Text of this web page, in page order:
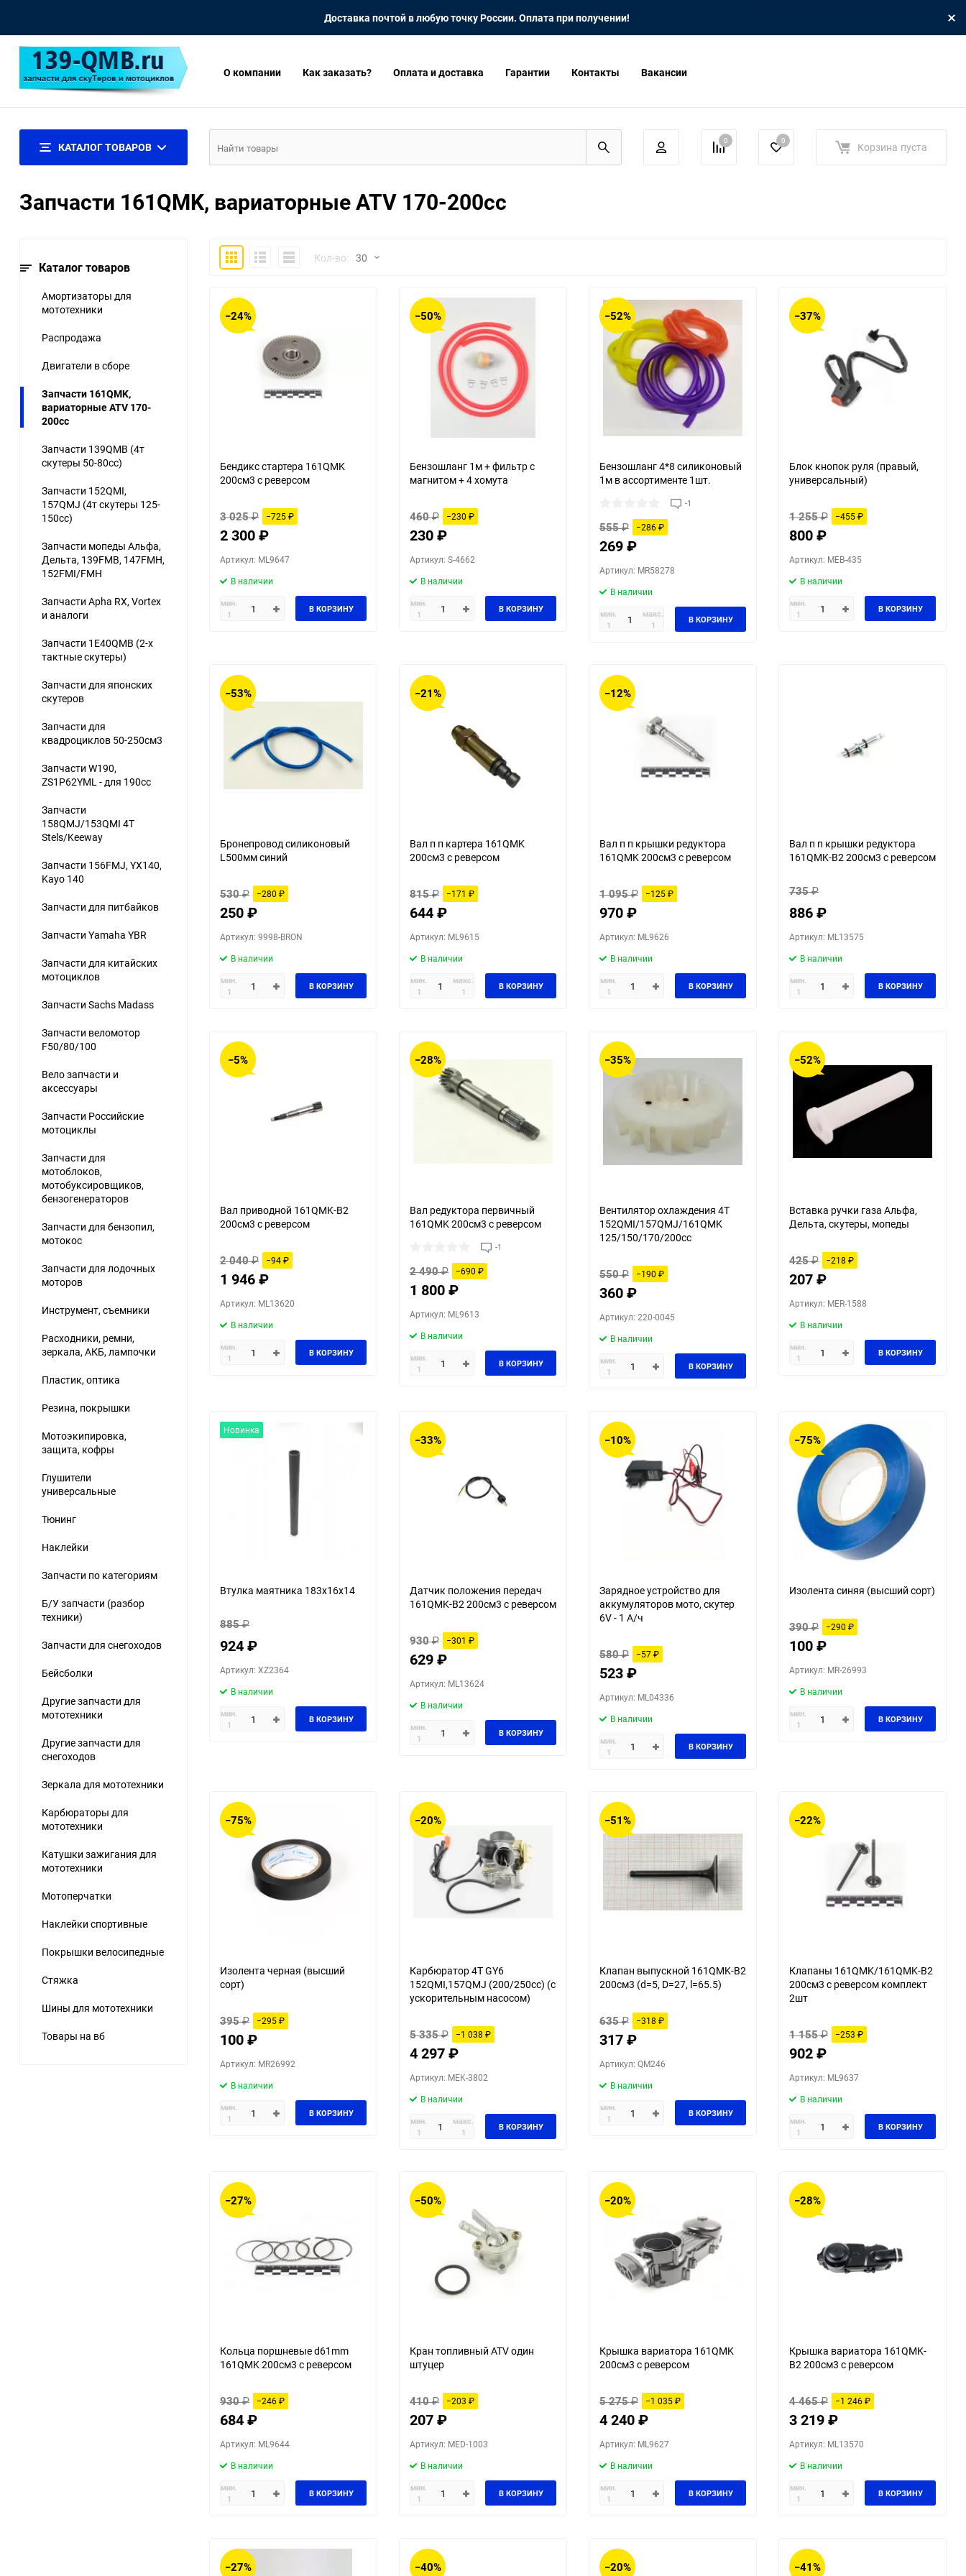
Доставка почтой в любую точку России. Оплата при получении!
О компании Как заказать? Оплата и доставка Гарантии Контакты Вакансии
КАТАЛОГ ТОВАРОВ 0 0 Корзина пуста
Запчасти 161QMK, вариаторные ATV 170-200cc
Каталог товаров
Амортизаторы для
мототехники
Распродажа
Двигатели в сборе
Запчасти 161QMK,
вариаторные ATV 170-
200cc
Запчасти 139QMB (4т
скутеры 50-80сс)
Запчасти 152QMI,
157QMJ (4т скутеры 125-
150сс)
Запчасти мопеды Альфа,
Дельта, 139FMB, 147FMH,
152FMI/FMH
Запчасти Apha RX, Vortex
и аналоги
Запчасти 1E40QMB (2-х
тактные скутеры)
Запчасти для японских
скутеров
Запчасти для
квадроциклов 50-250см3
Запчасти W190,
ZS1P62YML - для 190сс
Запчасти
158QMJ/153QMI 4Т
Stels/Keeway
Запчасти 156FMJ, YX140,
Kayo 140
Запчасти для питбайков
Запчасти Yamaha YBR
Запчасти для китайских
мотоциклов
Запчасти Sachs Madass
Запчасти веломотор
F50/80/100
Вело запчасти и
аксессуары
Запчасти Российские
мотоциклы
Запчасти для
мотоблоков,
мотобуксировщиков,
бензогенераторов
Запчасти для бензопил,
мотокос
Запчасти для лодочных
моторов
Инструмент, съемники
Расходники, ремни,
зеркала, АКБ, лампочки
Пластик, оптика
Резина, покрышки
Мотоэкипировка,
защита, кофры
Глушители
универсальные
Тюнинг
Наклейки
Запчасти по категориям
Б/У запчасти (разбор
техники)
Запчасти для снегоходов
Бейсболки
Другие запчасти для
мототехники
Другие запчасти для
снегоходов
Зеркала для мототехники
Карбюраторы для
мототехники
Катушки зажигания для
мототехники
Мотоперчатки
Наклейки спортивные
Покрышки велосипедные
Стяжка
Шины для мототехники
Товары на вб
ПлиткаПодробноКомпактноКол-во: 30
−24%
Бендикс стартера 161QMK
200см3 с реверсом
3 025 ₽ −725₽
2 300₽
Артикул: ML9647
В наличии
мин.
1
В КОРЗИНУ
−50%
Бензошланг 1м + фильтр с
магнитом + 4 хомута
460 ₽ −230 ₽
230₽
Артикул: S-4662
В наличии
мин.
1
В КОРЗИНУ
−52%
Бензошланг 4*8 силиконовый
1м в ассортименте 1шт.
-1
555 ₽ −286₽
269₽
Артикул: MR58278
В наличии
мин.
1
макс.
1
В КОРЗИНУ
−37%
Блок кнопок руля (правый,
универсальный)
1 255 ₽ −455₽
800₽
Артикул: MEB-435
В наличии
мин.
1
В КОРЗИНУ
−53%
Бронепровод силиконовый
L500мм синий
530 ₽ −280 ₽
250₽
Артикул: 9998-BRON
В наличии
мин.
1
В КОРЗИНУ
−21%
Вал п п картера 161QMK
200см3 с реверсом
815 ₽ −171 ₽
644₽
Артикул: ML9615
В наличии
мин.
1
макс.
1
В КОРЗИНУ
−12%
Вал п п крышки редуктора
161QMK 200см3 с реверсом
1 095 ₽ −125₽
970₽
Артикул: ML9626
В наличии
мин.
1
В КОРЗИНУ
Вал п п крышки редуктора
161QMK-B2 200см3 с реверсом
735 ₽
886₽
Артикул: ML13575
В наличии
мин.
1
В КОРЗИНУ
−5%
Вал приводной 161QMK-B2
200см3 с реверсом
2 040 ₽ −94₽
1 946₽
Артикул: ML13620
В наличии
мин.
1
В КОРЗИНУ
−28%
Вал редуктора первичный
161QMK 200см3 с реверсом
-1
2 490 ₽ −690 ₽
1 800₽
Артикул: ML9613
В наличии
мин.
1
В КОРЗИНУ
−35%
Вентилятор охлаждения 4T
152QMI/157QMJ/161QMK
125/150/170/200cc
550 ₽ −190 ₽
360₽
Артикул: 220-0045
В наличии
мин.
1
В КОРЗИНУ
−52%
Вставка ручки газа Альфа,
Дельта, скутеры, мопеды
425 ₽ −218 ₽
207₽
Артикул: MER-1588
В наличии
мин.
1
В КОРЗИНУ
Новинка
Втулка маятника 183х16х14
885 ₽
924₽
Артикул: XZ2364
В наличии
мин.
1
В КОРЗИНУ
−33%
Датчик положения передач
161QMK-B2 200см3 c реверсом
930 ₽ −301 ₽
629₽
Артикул: ML13624
В наличии
мин.
1
В КОРЗИНУ
−10%
Зарядное устройство для
аккумуляторов мото, скутер
6V - 1 А/ч
580 ₽ −57₽
523₽
Артикул: ML04336
В наличии
мин.
1
В КОРЗИНУ
−75%
Изолента синяя (высший сорт)
390 ₽ −290 ₽
100₽
Артикул: MR-26993
В наличии
мин.
1
В КОРЗИНУ
−75%
Изолента черная (высший
сорт)
395 ₽ −295₽
100₽
Артикул: MR26992
В наличии
мин.
1
В КОРЗИНУ
−20%
Карбюратор 4Т GY6
152QMI,157QMJ (200/250cc) (с
ускорительным насосом)
5 335 ₽ −1 038 ₽
4 297₽
Артикул: MEK-3802
В наличии
мин.
1
макс.
1
В КОРЗИНУ
−51%
Клапан выпускной 161QMK-B2
200см3 (d=5, D=27, l=65.5)
635 ₽ −318 ₽
317₽
Артикул: QM246
В наличии
мин.
1
В КОРЗИНУ
−22%
Клапаны 161QMK/161QMK-B2
200см3 с реверсом комплект
2шт
1 155 ₽ −253 ₽
902₽
Артикул: ML9637
В наличии
мин.
1
В КОРЗИНУ
−27%
Кольца поршневые d61mm
161QMK 200см3 с реверсом
930 ₽ −246₽
684₽
Артикул: ML9644
В наличии
мин.
1
В КОРЗИНУ
−50%
Кран топливный ATV один
штуцер
410 ₽ −203 ₽
207₽
Артикул: MED-1003
В наличии
мин.
1
В КОРЗИНУ
−20%
Крышка вариатора 161QMK
200см3 с реверсом
5 275 ₽ −1 035₽
4 240₽
Артикул: ML9627
В наличии
мин.
1
В КОРЗИНУ
−28%
Крышка вариатора 161QMK-
B2 200см3 с реверсом
4 465 ₽ −1 246₽
3 219₽
Артикул: ML13570
В наличии
мин.
1
В КОРЗИНУ
−27% −40% −20% −41%